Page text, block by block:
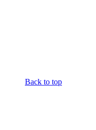
Back to top